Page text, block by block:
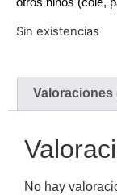
Sin existencias
Valoraciones
No hay